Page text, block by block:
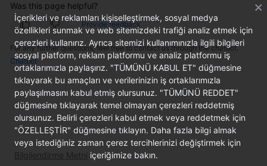
Best
Practices
Troubleshooting
FAQs
API
Reference
More
Was this page helpful?
Provide feedback
For any further questions, feel free to contact us through the chatbot.
Chatbot
İçerikleri ve reklamları kişiselleştirmek, sosyal medya
özellikleri sunmak ve web sitemizdeki trafiği analiz etmek için
çerezleri kullanırız. Ayrıca sitemizi kullanımınızla ilgili bilgileri
sosyal platform, reklam platformu ve analiz platformu iş
ortaklarımızla paylaşırız. "TÜMÜNÜ KABUL ET" düğmesine
tıklayarak bu amaçları ve verilerinizin iş ortaklarımızla
paylaşılmasını kabul etmiş olursunuz. "TÜMÜNÜ REDDET"
düğmesine tıklayarak temel olmayan çerezleri reddetmiş
olursunuz. Belirli çerezleri kabul etmek veya reddetmek için
"ÖZELLEŞTİR" düğmesine tıklayın. Daha fazla bilgi almak
veya istediğiniz zaman çerez tercihlerinizi değiştirmek için
Bilgilendirme Metni içeriğimize bakın.